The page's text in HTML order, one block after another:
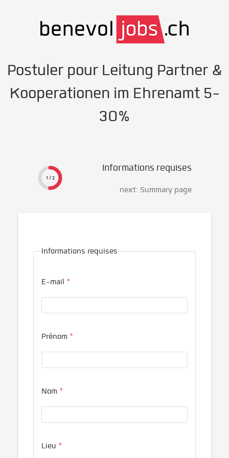
Postuler pour Leitung Partner &
Kooperationen im Ehrenamt 5-
30%
1 / 2
Informations requises
next: Summary page
Informations requises
E-mail *
Prénom *
Nom *
Lieu *